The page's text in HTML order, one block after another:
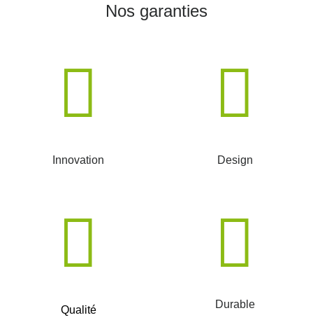
Nos garanties
Innovation Design
Qualité Durable